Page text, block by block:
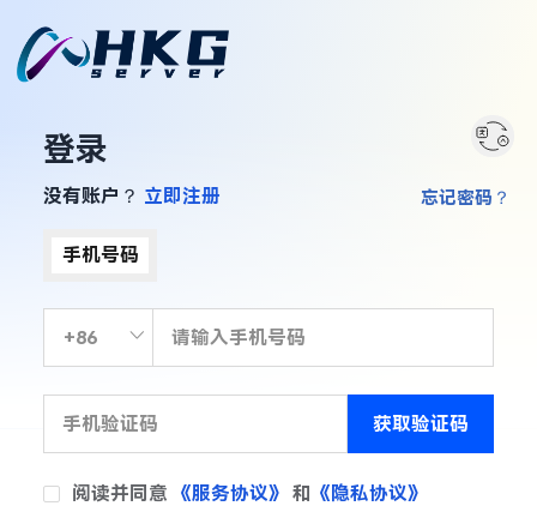
登录
没有账户？ 立即注册
手机号码
获取验证码
阅读并同意 《服务协议》 和 《隐私协议》
忘记密码？